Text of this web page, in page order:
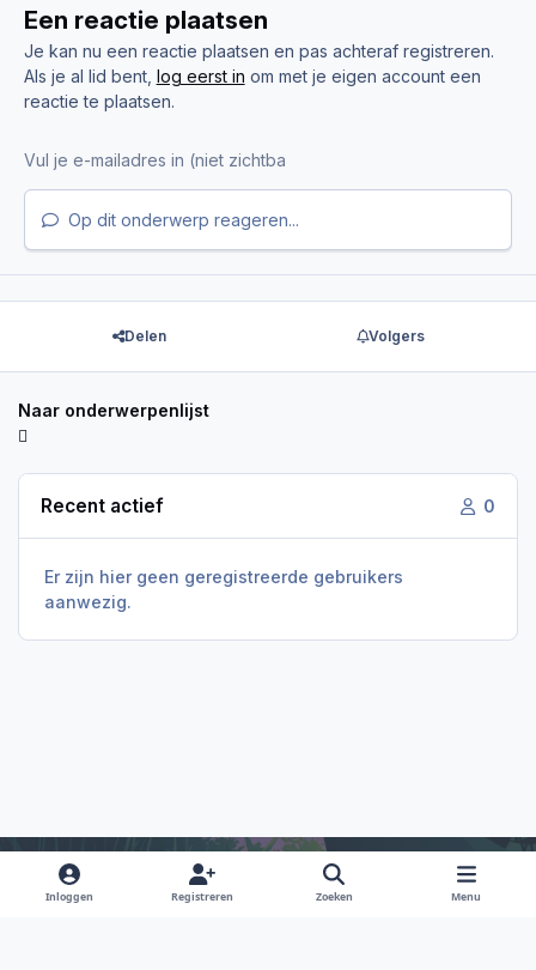
Een reactie plaatsen
Je kan nu een reactie plaatsen en pas achteraf registreren.
Als je al lid bent, log eerst in om met je eigen account een
reactie te plaatsen.
Op dit onderwerp reageren...
Delen Volgers
Naar onderwerpenlijst
Recent actief 0
Er zijn hier geen geregistreerde gebruikers
aanwezig.
Light ModeDark ModeSystem Preference
Inloggen Registreren Zoeken Menu